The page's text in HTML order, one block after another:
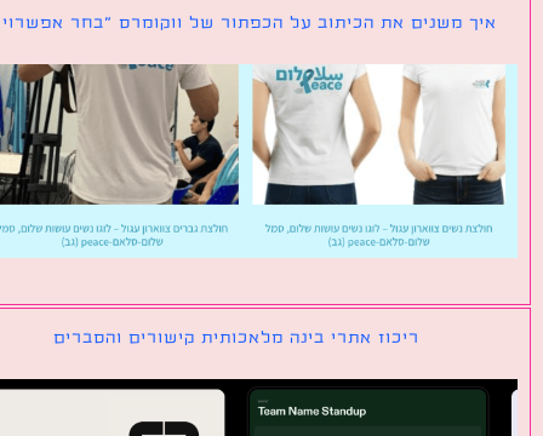
משנים את הכיתוב על הכפתור של ווקומרס ״בחר אפשרויות״
ריכוז אתרי בינה מלאכותית קישורים והסברים